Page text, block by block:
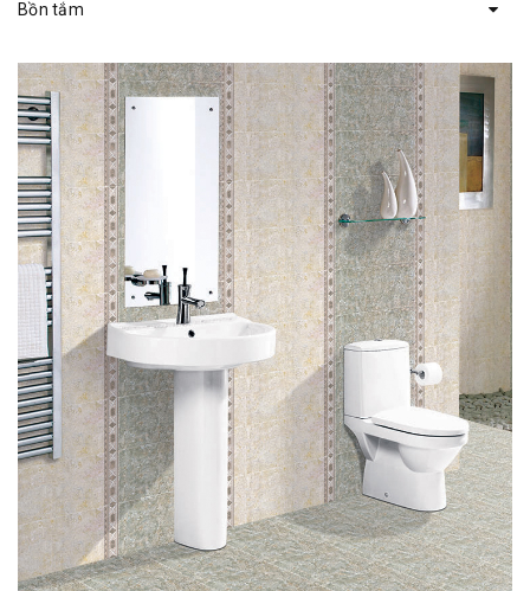
Bồn tắm